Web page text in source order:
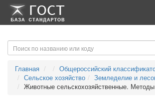
-->-->
Главная
Общероссийский
Сельское хозяйство
Земледелие и
Животные сельскохозяйственные.